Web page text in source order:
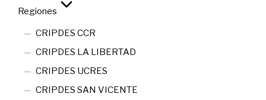
Regiones
CRIPDES CCR
CRIPDES LA LIBERTAD
CRIPDES UCRES
CRIPDES SAN VICENTE